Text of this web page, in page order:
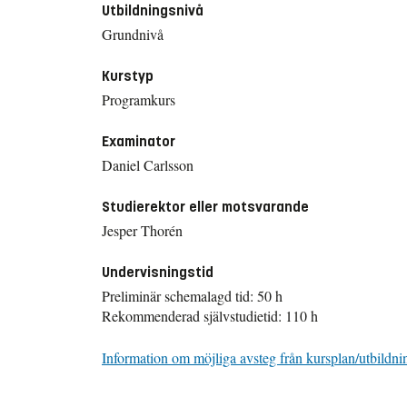
Utbildningsnivå
Grundnivå
Kurstyp
Programkurs
Examinator
Daniel Carlsson
Studierektor eller motsvarande
Jesper Thorén
Undervisningstid
Preliminär schemalagd tid: 50 h
Rekommenderad självstudietid: 110 h
Information om möjliga avsteg från kursplan/